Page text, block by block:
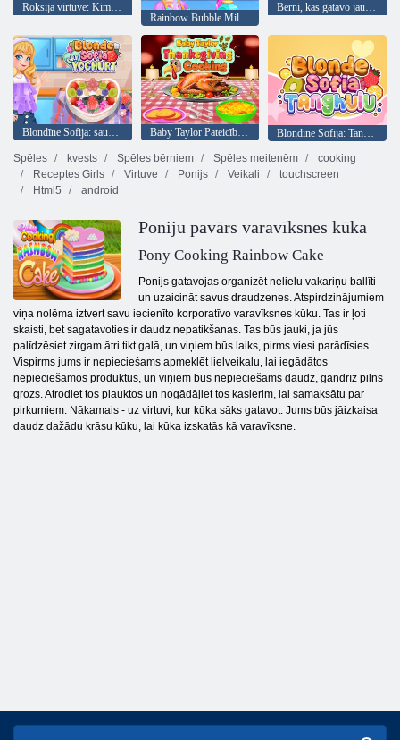
Roksija virtuve: Kimchi JJigae
Rainbow Bubble Milk tējas automāts
Bērni, kas gatavo jautrību
Blondīne Sofija: sausa jogurts Baby Taylor Pateicības dienas gatavošana
Blondīne Sofija: Tanghulu
Spēles
kvests Spēles bērniem Spēles meitenēm
cooking
Receptes Girls
Virtuve Ponijs Veikali
touchscreen
Html5
android
Poniju pavārs varavīksnes kūka
Pony Cooking Rainbow Cake
Ponijs gatavojas organizēt nelielu vakariņu ballīti
un uzaicināt savus draudzenes. Atspirdzinājumiem
viņa nolēma iztvert savu iecienīto korporatīvo varavīksnes kūku. Tas ir ļoti
skaisti, bet sagatavoties ir daudz nepatikšanas. Tas būs jauki, ja jūs
palīdzēsiet zirgam ātri tikt galā, un viņiem būs laiks, pirms viesi parādīsies.
Vispirms jums ir nepieciešams apmeklēt lielveikalu, lai iegādātos
nepieciešamos produktus, un viņiem būs nepieciešams daudz, gandrīz pilns
grozs. Atrodiet tos plauktos un nogādājiet tos kasierim, lai samaksātu par
pirkumiem. Nākamais - uz virtuvi, kur kūka sāks gatavot. Jums būs jāizkaisa
daudz dažādu krāsu kūku, lai kūka izskatās kā varavīksne.